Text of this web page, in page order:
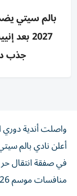
2027
جذب
واصلت أندية دوري
أعلن نادي بالم
في صفقة انتقال
منافسات موسم 2026-2027.